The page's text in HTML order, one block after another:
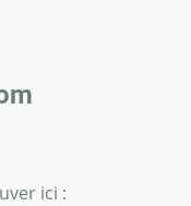
ici :